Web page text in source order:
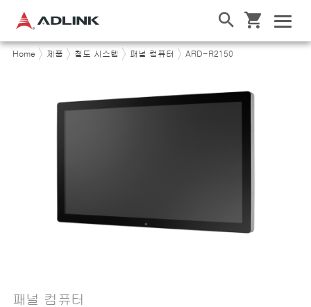
Home 제품 철도 시스템 패널 컴퓨터 ARD-R2150
패널 컴퓨터